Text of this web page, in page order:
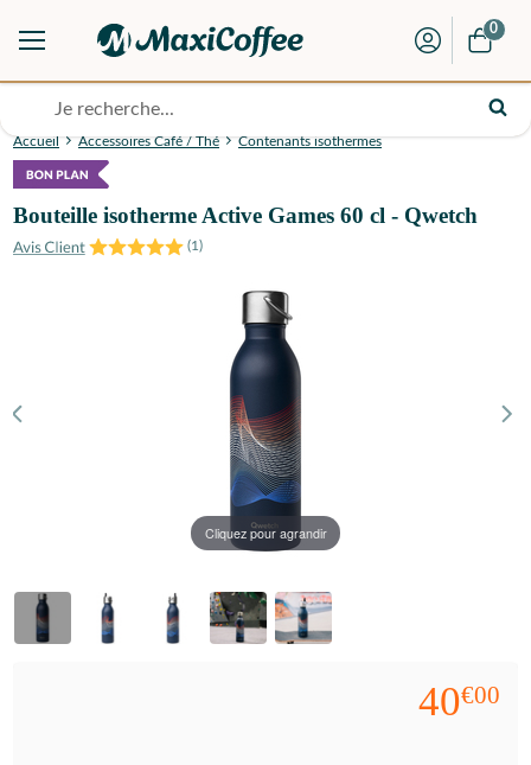
0
Accueil Accessoires Café / Thé Contenants isothermes
Bouteille isotherme Active Games 60 cl - Qwetch
(1)
Cliquez pour agrandir
40€00